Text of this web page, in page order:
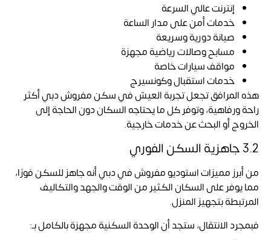
إنترنت عالي السرعة
خدمات أمن على مدار الساعة
صيانة دورية وسريعة
مسابح وصالات رياضية مجهزة
مواقف سيارات خاصة
خدمات استقبال وكونسيرج
هذه المرافق تجعل تجربة العيش في سكن مفروش دبي أكثر
راحة ورفاهية، وتوفر كل ما يحتاجه السكان دون الحاجة إلى
الخروج أو البحث عن خدمات خارجية.
3.2 جاهزية السكن الفوري
من أبرز مميزات استوديو مفروش في دبي أنه جاهز للسكن فورًا،
مما يوفر على السكان الكثير من الوقت والجهد والتكاليف
المرتبطة بتجهيز المنزل.
فبمجرد الانتقال، ستجد أن الوحدة السكنية مجهزة بالكامل بـ: